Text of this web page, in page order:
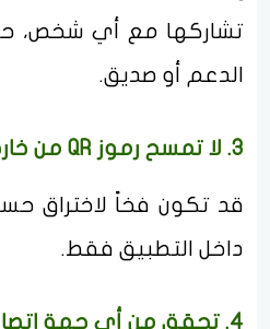
تشاركها مع أي شخص،
الدعم أو صديق.
3. لا تمسح رموز QR من خارج التطبيق ⚠️📷
قد تكون فخاً لاختراق
داخل التطبيق فقط.
4. تحقق من أي جهة اتصال جديدة بحذر 🕵️‍♂️📞